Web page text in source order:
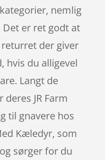
nemlig
Det er ret godt at
der giver
hvis du alligevel
Langt de
JR Farm
til gnavere hos
Kæledyr, som
sørger for du